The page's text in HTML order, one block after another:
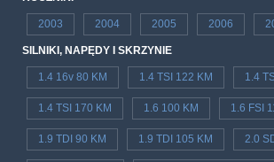
2003 2004 2005 2006
SILNIKI, NAPĘDY I SKRZYNIE
1.4 16v 80 KM 1.4 TSI 122 KM 1.4
1.4 TSI 170 KM 1.6 100 KM 1.6 FSI
1.9 TDI 90 KM 1.9 TDI 105 KM 2.0